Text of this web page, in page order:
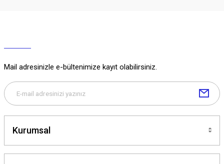
Mail adresinizle e-bültenimize kayıt olabilirsiniz.
Kurumsal